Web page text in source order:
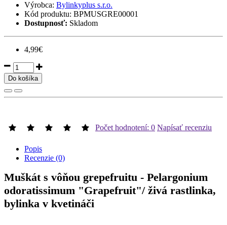
Výrobca: Bylinkyplus s.r.o.
Kód produktu: BPMUSGRE00001
Dostupnosť: Skladom
4,99€
Do košíka
Počet hodnotení: 0 Napísať recenziu
Popis
Recenzie (0)
Muškát s vôňou grepefruitu - Pelargonium
odoratissimum "Grapefruit"/ živá rastlinka,
bylinka v kvetináči